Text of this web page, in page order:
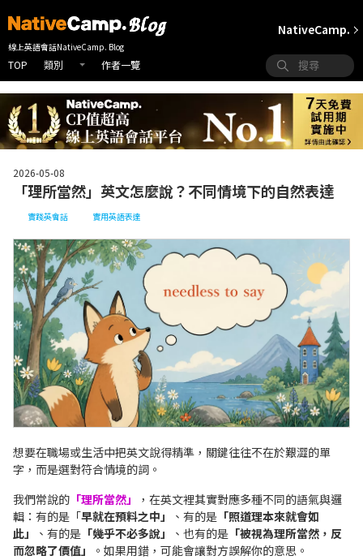
線上英語會話NativeCamp. Blog
TOP 類別 作者一覽
NativeCamp.
2026-05-08
「理所當然」英文怎麼說？不同情境下的自然表達
實踐英會話 實用英語表達
想要在職場或生活中把英文說得精準，關鍵往往不在於艱澀的單
字，而是選對符合情境的詞。
我們常說的 「理所當然」
，在英文裡其實對應多種不同的語氣與邏
輯：有的是「早就在預料之中」 、有的是 「照道理本來就會如
此」
、有的是 「幾乎不必多說」 、也有的是 「被視為理所當然，反
而忽略了價值」
。如果用錯，可能會讓對方誤解你的意思。